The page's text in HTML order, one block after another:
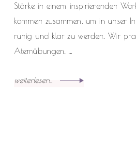
Stärke in einem inspirierenden
kommen zusammen, um in unser
ruhig und klar zu werden. Wir
Atemübungen, …
weiterlesen...